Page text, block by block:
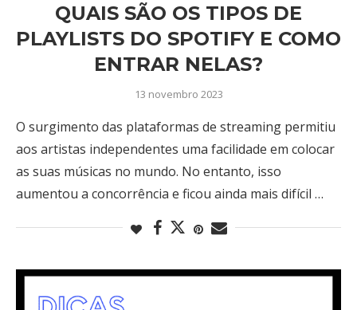
QUAIS SÃO OS TIPOS DE
PLAYLISTS DO SPOTIFY E COMO
ENTRAR NELAS?
13 novembro 2023
O surgimento das plataformas de streaming permitiu
aos artistas independentes uma facilidade em colocar
as suas músicas no mundo. No entanto, isso
aumentou a concorrência e ficou ainda mais difícil …